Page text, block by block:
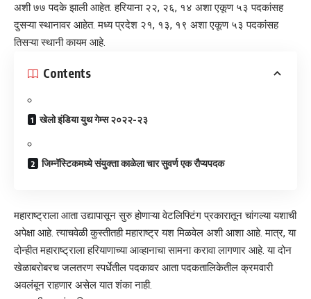
अशी ७७ पदके झाली आहेत. हरियाना २२, २६, १४ अशा एकूण ५३ पदकांसह
दुसऱ्या स्थानावर आहेत. मध्य प्रदेश २१, १३, १९ अशा एकूण ५३ पदकांसह
तिसऱ्या स्थानी कायम आहे.
Contents
खेलो इंडिया युथ गेम्स २०२२-२३
जिम्नॅस्टिकमध्ये संयुक्ता काळेला चार सुवर्ण एक रौप्यपदक
महाराष्ट्राला आता उद्यापासून सुरु होणाऱ्या वेटलिफ्टिंग प्रकारातून चांगल्या यशाची
अपेक्षा आहे. त्याचवेळी कुस्तीतही महाराष्ट्र यश मिळवेल अशी आशा आहे. मात्र, या
दोन्हीत महाराष्ट्राला हरियाणाच्या आव्हानाचा सामना करावा लागणार आहे. या दोन
खेळाबरोबरच जलतरण स्पर्धेतील पदकावर आता पदकतालिकेतील क्रमवारी
अवलंबून राहणार असेल यात शंका नाही.